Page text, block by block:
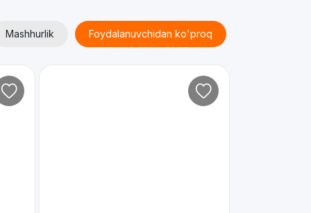
Mashhurlik Foydalanuvchidan ko'proq